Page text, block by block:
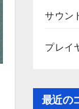
サウン
プレイ
最近の